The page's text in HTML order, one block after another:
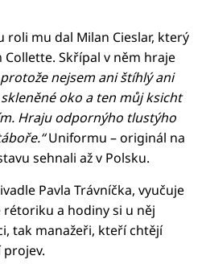
mu dal Milan Cieslar, který
Skřípal v něm hraje
nejsem ani štíhlý ani
oko a ten můj ksicht
Hraju odpornýho tlustýho
Uniformu – originál na
sehnali až v Polsku.
Pavla Trávníčka, vyučuje
a hodiny si u něj
tak manažeři, kteří chtějí